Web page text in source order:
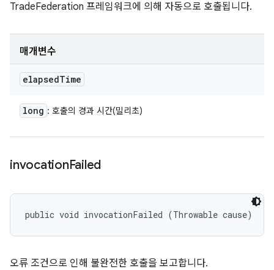
TradeFederation 프레임워크에 의해 자동으로 호출됩니다.
매개변수
elapsedTime
long : 호출의 경과 시간(밀리초)
invocationFailed
public void invocationFailed (Throwable cause)
오류 조건으로 인해 불완전한 호출을 보고합니다.